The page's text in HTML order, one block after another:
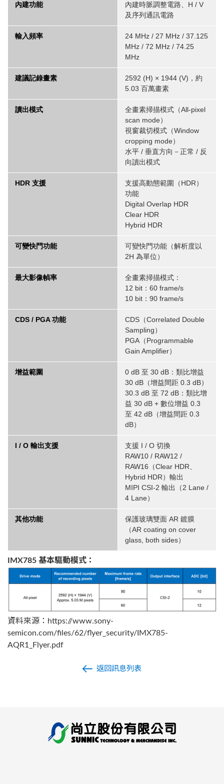
內建功能
內建時脈調整電路、H / V
及序列通訊電路
輸入頻率
24 MHz / 27 MHz / 37.125
MHz / 72 MHz / 74.25
MHz
建議記錄畫素
2592 (H) × 1944 (V)，約
5.03 百萬畫素
讀出模式
全畫素掃描模式（All-pixel
scan mode）
視窗裁切模式（Window
cropping mode）
水平 / 垂直方向－正常 / 反
向讀出模式
HDR 支援
支援高動態範圍（HDR）
功能
Digital Overlap HDR
Clear HDR
Hybrid HDR
可變快門功能
可變快門功能（解析度以
2H 為單位）
最大影像幀率
全畫素掃描模式：
12 bit：60 frame/s
10 bit：90 frame/s
CDS / PGA 功能
CDS（Correlated Double
Sampling）
PGA（Programmable
Gain Amplifier）
增益範圍
0 dB 至 30 dB：類比增益
30 dB（增益間距 0.3 dB）
30.3 dB 至 72 dB：類比增
益 30 dB + 數位增益 0.3
至 42 dB（增益間距 0.3
dB）
I / O 輸出支援
支援 I / O 切換
RAW10 / RAW12 /
RAW16（Clear HDR、
Hybrid HDR）輸出
MIPI CSI-2 輸出（2 Lane /
4 Lane）
其他功能
保護玻璃雙面 AR 鍍膜
（AR coating on cover
glass, both sides）
IMX785 基本驅動模式：
資料來源：https://www.sony-
semicon.com/files/62/flyer_security/IMX785-
AQR1_Flyer.pdf
返回訊息列表